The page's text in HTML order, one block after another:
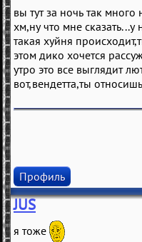
вы тут за ночь так много
хм,ну что мне
такая хуйня
этом дико хочется
утро это все выглядит
вот,вендетта,ты
Профиль
JUS
я тоже